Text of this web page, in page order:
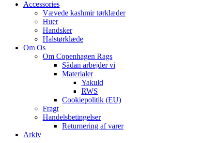
Accessories
Vævede kashmir tørklæder
Huer
Handsker
Halstørklæde
Om Os
Om Copenhagen Rags
Sådan arbejder vi
Materialer
Yakuld
RWS
Cookiepolitik (EU)
Fragt
Handelsbetingelser
Returnering af varer
Arkiv